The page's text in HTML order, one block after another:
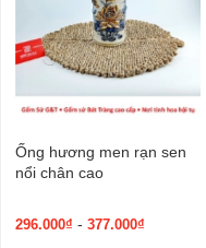
Ống hương men rạn sen
nổi chân cao
296.000₫ - 377.000₫